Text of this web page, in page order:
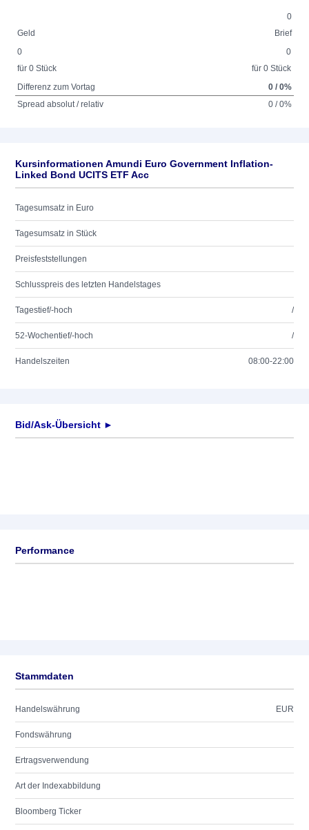
0
Geld
Brief
0
für 0 Stück
0
für 0 Stück
Differenz zum Vortag
0 / 0%
Spread absolut / relativ
0 / 0%
Kursinformationen Amundi Euro Government Inflation-
Linked Bond UCITS ETF Acc
Tagesumsatz in Euro
Tagesumsatz in Stück
Preisfeststellungen
Schlusspreis des letzten Handelstages
Tagestief/-hoch /
52-Wochentief/-hoch /
Handelszeiten 08:00-22:00
Bid/Ask-Übersicht ►
Performance
Stammdaten
Handelswährung EUR
Fondswährung
Ertragsverwendung
Art der Indexabbildung
Bloomberg Ticker